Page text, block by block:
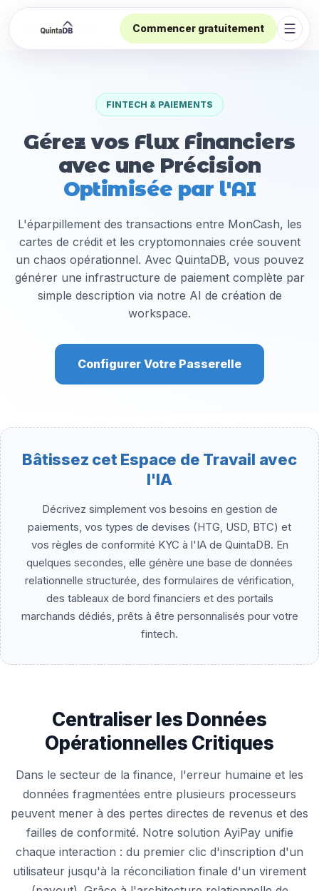
Commencer gratuitement
FINTECH & PAIEMENTS
Gérez vos Flux Financiers
avec une Précision
Optimisée par l'AI
L'éparpillement des transactions entre MonCash, les
cartes de crédit et les cryptomonnaies crée souvent
un chaos opérationnel. Avec QuintaDB, vous pouvez
générer une infrastructure de paiement complète par
simple description via notre AI de création de
workspace.
Configurer Votre Passerelle
Bâtissez cet Espace de Travail avec
l'IA
Décrivez simplement vos besoins en gestion de
paiements, vos types de devises (HTG, USD, BTC) et
vos règles de conformité KYC à l'IA de QuintaDB. En
quelques secondes, elle génère une base de données
relationnelle structurée, des formulaires de vérification,
des tableaux de bord financiers et des portails
marchands dédiés, prêts à être personnalisés pour votre
fintech.
Centraliser les Données
Opérationnelles Critiques
Dans le secteur de la finance, l'erreur humaine et les
données fragmentées entre plusieurs processeurs
peuvent mener à des pertes directes de revenus et des
failles de conformité. Notre solution AyiPay unifie
chaque interaction : du premier clic d'inscription d'un
utilisateur jusqu'à la réconciliation finale d'un virement